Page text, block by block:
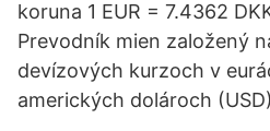
koruna 1 EUR = 7.4362
Prevodník mien založený
devízových kurzoch v
amerických dolároch